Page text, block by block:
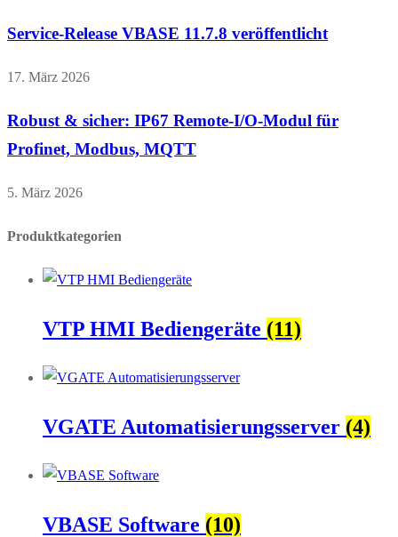
Service-Release VBASE 11.7.8 veröffentlicht
17. März 2026
Robust & sicher: IP67 Remote-I/O-Modul für
Profinet, Modbus, MQTT
5. März 2026
Produktkategorien
VTP HMI Bediengeräte (11)
VGATE Automatisierungsserver (4)
VBASE Software (10)